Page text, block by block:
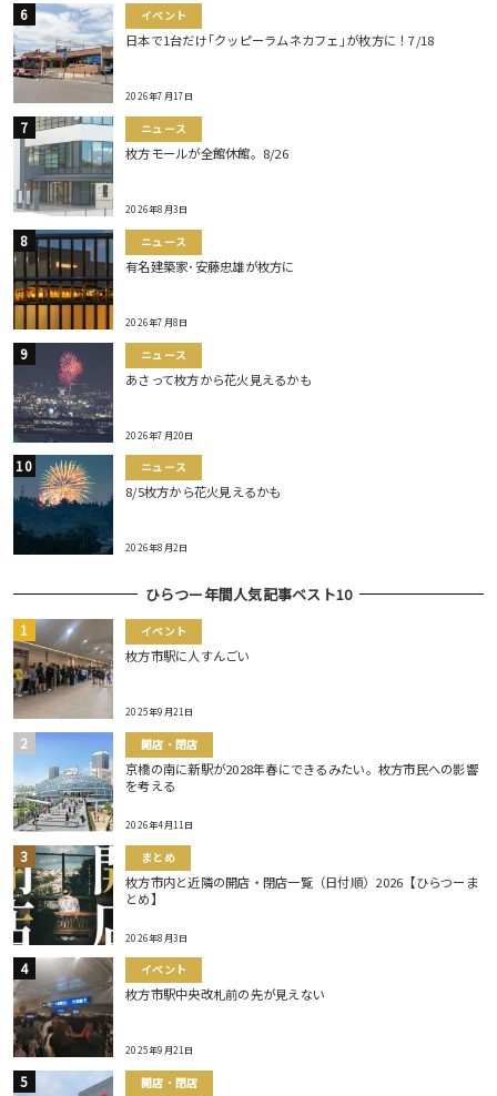
イベント
日本で1台だけ｢クッピーラムネカフェ｣が枚方に！7/18
2026年7月17日
ニュース
枚方モールが全館休館。8/26
2026年8月3日
ニュース
有名建築家･安藤忠雄が枚方に
2026年7月8日
ニュース
あさって枚方から花火見えるかも
2026年7月20日
ニュース
8/5枚方から花火見えるかも
2026年8月2日
ひらつー年間人気記事ベスト10
イベント
枚方市駅に人すんごい
2025年9月21日
開店・閉店
京橋の南に新駅が2028年春にできるみたい。枚方市民への影響
を考える
2026年4月11日
まとめ
枚方市内と近隣の開店・閉店一覧（日付順）2026【ひらつーま
とめ】
2026年8月3日
イベント
枚方市駅中央改札前の先が見えない
2025年9月21日
開店・閉店